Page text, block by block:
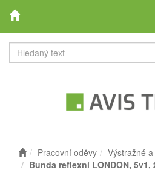
Pracovní oděvy
Výstražné
Bunda reflexní LONDON,